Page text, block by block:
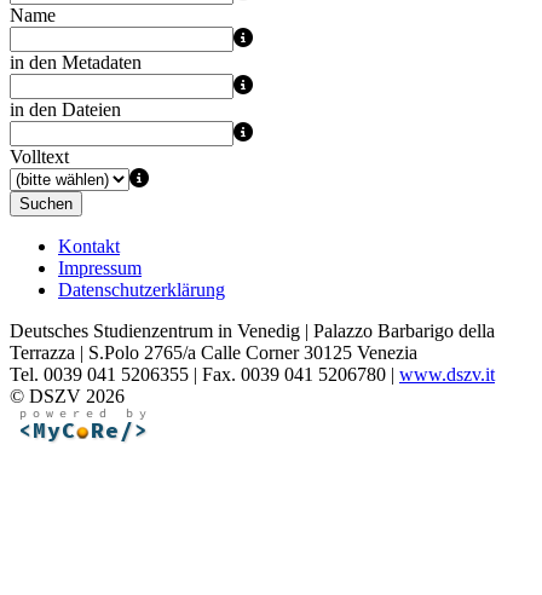
Name
in den Metadaten
in den Dateien
Volltext
Suchen
Kontakt
Impressum
Datenschutzerklärung
Deutsches Studienzentrum in Venedig | Palazzo Barbarigo della
Terrazza | S.Polo 2765/a Calle Corner 30125 Venezia
Tel. 0039 041 5206355 | Fax. 0039 041 5206780 | www.dszv.it
© DSZV 2026